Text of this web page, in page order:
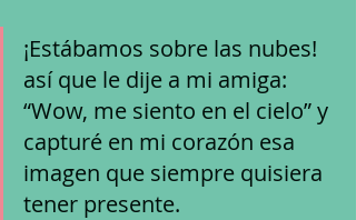
¡Estábamos sobre las nubes!
así que le dije a mi amiga:
“Wow, me siento en el cielo” y
capturé en mi corazón esa
imagen que siempre quisiera
tener presente.